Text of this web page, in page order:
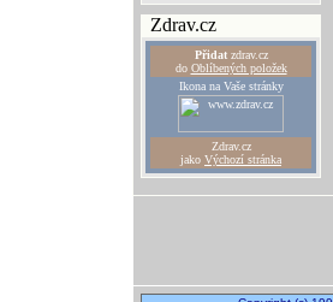
Zdrav.cz
Přidatzdrav.cz
do Oblíbených položek
Ikona na Vaše stránky
Zdrav.cz
jako Výchozí stránka